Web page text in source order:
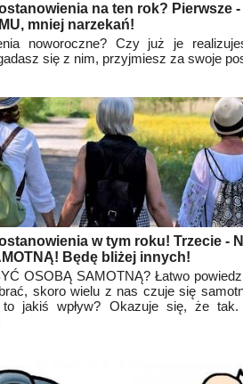
na ten rok? Pierwsze
mniej narzekań!
noworoczne? Czy już je
się z nim, przyjmiesz za swoje
w tym roku! Trzecie -
Będę bliżej innych!
OSOBĄ SAMOTNĄ? Łatwo
skoro wielu z nas czuje się
jakiś wpływ? Okazuje się, że